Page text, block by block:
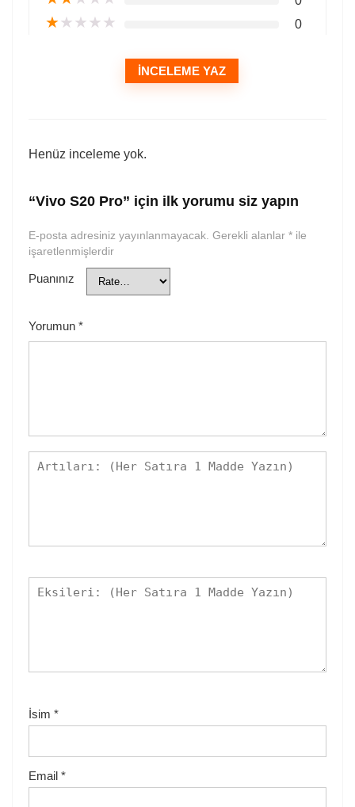
★★★★★ 0
İNCELEME YAZ
Henüz inceleme yok.
“Vivo S20 Pro” için ilk yorumu siz yapın
E-posta adresiniz yayınlanmayacak. Gerekli alanlar * ile
işaretlenmişlerdir
Puanınız
Yorumun *
İsim *
Email *